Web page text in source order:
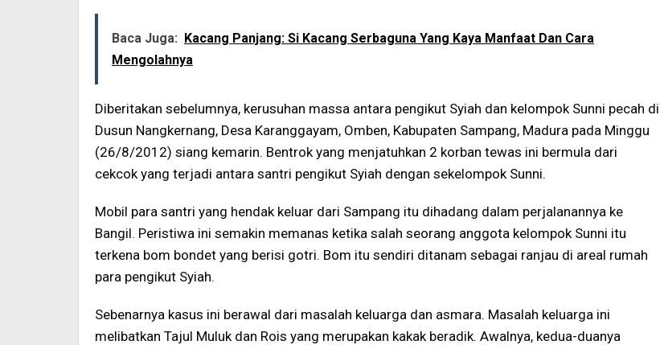
Baca Juga: Kacang Panjang: Si Kacang Serbaguna Yang Kaya Manfaat Dan Cara
Mengolahnya
Diberitakan sebelumnya, kerusuhan massa antara pengikut Syiah dan kelompok Sunni pecah di
Dusun Nangkernang, Desa Karanggayam, Omben, Kabupaten Sampang, Madura pada Minggu
(26/8/2012) siang kemarin. Bentrok yang menjatuhkan 2 korban tewas ini bermula dari
cekcok yang terjadi antara santri pengikut Syiah dengan sekelompok Sunni.
Mobil para santri yang hendak keluar dari Sampang itu dihadang dalam perjalanannya ke
Bangil. Peristiwa ini semakin memanas ketika salah seorang anggota kelompok Sunni itu
terkena bom bondet yang berisi gotri. Bom itu sendiri ditanam sebagai ranjau di areal rumah
para pengikut Syiah.
Sebenarnya kasus ini berawal dari masalah keluarga dan asmara. Masalah keluarga ini
melibatkan Tajul Muluk dan Rois yang merupakan kakak beradik. Awalnya, kedua-duanya